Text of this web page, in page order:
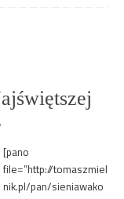
[pano
file=”http://tomaszmiel
nik.pl/pan/sieniawako